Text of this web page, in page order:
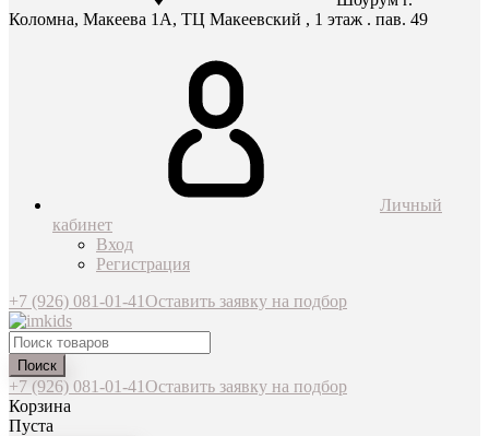
Коломна, Макеева 1А, ТЦ Макеевский , 1 этаж . пав. 49
Личный
кабинет
Вход
Регистрация
+7 (926) 081-01-41Оставить заявку на подбор
Поиск
+7 (926) 081-01-41Оставить заявку на подбор
Корзина
Пуста